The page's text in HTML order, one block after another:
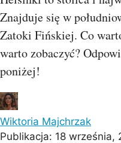
Znajduje się w
Zatoki Fińskiej. Co
warto zobaczyć?
poniżej!
Wiktoria Majchrzak
Publikacja: 18 września,